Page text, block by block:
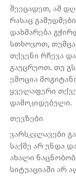
შეეცადეთ, ამ
რასაც
დახმარება
სთხოვოთ,
თქვენი რჩევა
გაუცრუოთ. თუ
ემოცია
ყველაფერი
დამოკიდებული.
თევზები
ვარსკვლავები
საქმე არ უნდა
ახალი
სიტუაციაში არ